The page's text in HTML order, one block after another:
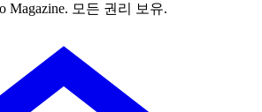
Magazine. 모든 권리 보유.